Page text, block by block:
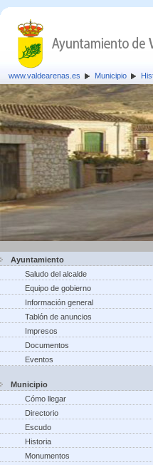
www.valdearenas.es Municipio
Ayuntamiento
Saludo del alcalde
Equipo de gobierno
Información general
Tablón de anuncios
Impresos
Documentos
Eventos
Municipio
Cómo llegar
Directorio
Escudo
Historia
Monumentos